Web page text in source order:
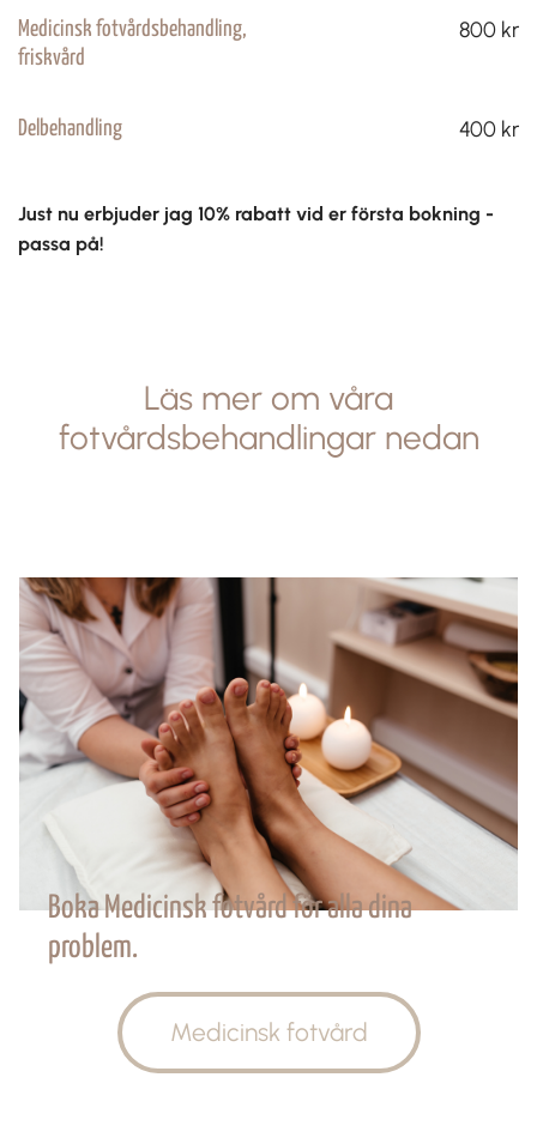
Medicinsk fotvårdsbehandling,
friskvård
800 kr
Delbehandling 400 kr
Just nu erbjuder jag 10% rabatt vid er första bokning -
passa på!
Läs mer om våra
fotvårdsbehandlingar nedan
Boka Medicinsk fotvård för alla dina
problem.
Medicinsk fotvård